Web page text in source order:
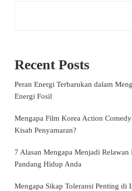
Recent Posts
Peran Energi Terbarukan dalam
Energi Fosil
Mengapa Film Korea Action
Kisah Penyamaran?
7 Alasan Mengapa Menjadi Relawan
Pandang Hidup Anda
Mengapa Sikap Toleransi Penting di